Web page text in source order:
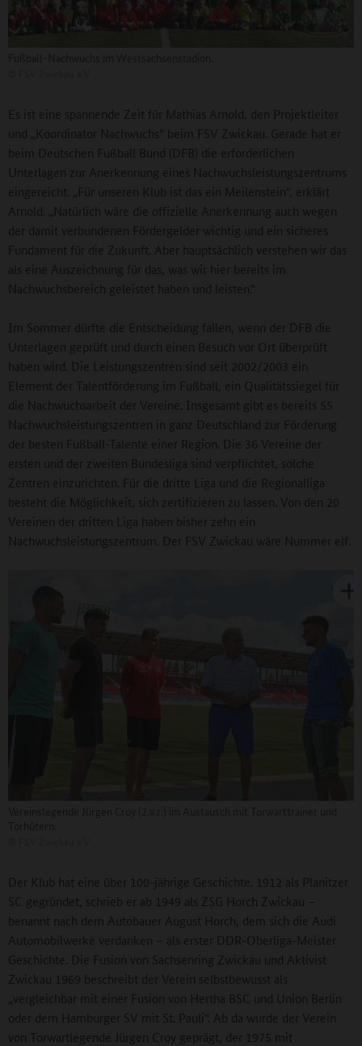
Es ist eine spannende Zeit für Mathias Arnold, den Projektleiter
und „Koordinator Nachwuchs“ beim FSV Zwickau. Gerade hat er
beim Deutschen Fußball Bund (DFB) die erforderlichen
Unterlagen zur Anerkennung eines Nachwuchsleistungszentrums
eingereicht. „Für unseren Klub ist das ein Meilenstein“, erklärt
Arnold. „Natürlich wäre die offizielle Anerkennung auch wegen
der damit verbundenen Fördergelder wichtig und ein sicheres
Fundament für die Zukunft. Aber hauptsächlich verstehen wir das
als eine Auszeichnung für das, was wir hier bereits im
Nachwuchsbereich geleistet haben und leisten.“
Im Sommer dürfte die Entscheidung fallen, wenn der DFB die
Unterlagen geprüft und durch einen Besuch vor Ort überprüft
haben wird. Die Leistungszentren sind seit 2002/2003 ein
Element der Talentförderung im Fußball, ein Qualitätssiegel für
die Nachwuchsarbeit der Vereine. Insgesamt gibt es bereits 55
Nachwuchsleistungszentren in ganz Deutschland zur Förderung
der besten Fußball-Talente einer Region. Die 36 Vereine der
ersten und der zweiten Bundesliga sind verpflichtet, solche
Zentren einzurichten. Für die dritte Liga und die Regionalliga
besteht die Möglichkeit, sich zertifizieren zu lassen. Von den 20
Vereinen der dritten Liga haben bisher zehn ein
Nachwuchsleistungszentrum. Der FSV Zwickau wäre Nummer elf.
Der Klub hat eine über 100-jährige Geschichte. 1912 als Planitzer
SC gegründet, schrieb er ab 1949 als ZSG Horch Zwickau –
benannt nach dem Autobauer August Horch, dem sich die Audi
Automobilwerke verdanken – als erster DDR-Oberliga-Meister
Geschichte. Die Fusion von Sachsenring Zwickau und Aktivist
Zwickau 1969 beschreibt der Verein selbstbewusst als
„vergleichbar mit einer Fusion von Hertha BSC und Union Berlin
oder dem Hamburger SV mit St. Pauli“. Ab da wurde der Verein
von Torwartlegende Jürgen Croy geprägt, der 1975 mit